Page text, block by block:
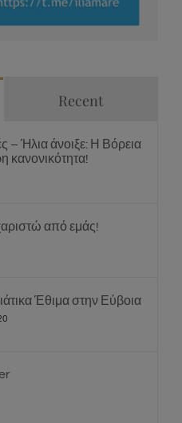
Recent
– Ήλια άνοιξε: Η Βόρεια
κανονικότητα!
από εμάς!
Έθιμα στην Εύβοια